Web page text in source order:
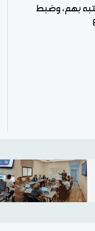
إن العملية أسفرت عن توقيف 7 مشتبه بهم، وضبط